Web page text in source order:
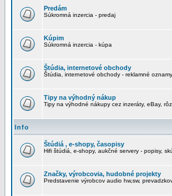
Predám
Súkromná inzercia - predaj
Kúpim
Súkromná inzercia - kúpa
Štúdia, internetové obchody
Štúdia, internetové obchody - reklamné
Tipy na výhodný nákup
Tipy na výhodné nákupy cez inzeráty, eBay,
Info
Štúdiá , e-shopy, časopisy
Hifi štúdiá, e-shopy, aukčné servery - popisy,
Značky, výrobcovia, hudobné projekty
Predstavenie výrobcov audio hw,sw,